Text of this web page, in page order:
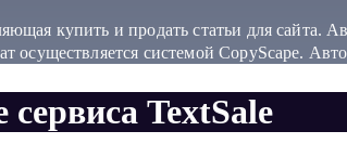
купить и продать статьи для сайта.
осуществляется системой CopyScape.
сервиса TextSale